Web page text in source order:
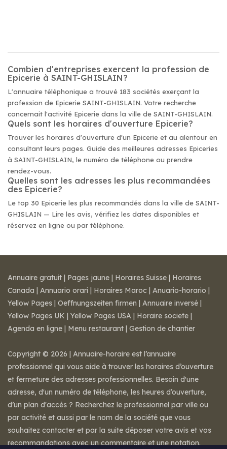
Combien d'entreprises exercent la profession de
Epicerie à SAINT-GHISLAIN?
L'annuaire téléphonique a trouvé 183 sociétés exerçant la
profession de Epicerie SAINT-GHISLAIN. Votre recherche
concernait l'activité Epicerie dans la ville de SAINT-GHISLAIN.
Quels sont les horaires d'ouverture Epicerie?
Trouver les horaires d'ouverture d'un Epicerie et au alentour en
consultant leurs pages. Guide des meilleures adresses Epiceries
à SAINT-GHISLAIN, le numéro de téléphone ou prendre
rendez-vous.
Quelles sont les adresses les plus recommandées
des Epicerie?
Le top 30 Epicerie les plus recommandés dans la ville de SAINT-
GHISLAIN — Lire les avis, vérifiez les dates disponibles et
réservez en ligne ou par téléphone.
Annuaire gratuit | Pages jaune | Horaires Suisse | Horaires
Canada | Annuario orari | Horaires Maroc | Anuario-horario |
Yellow Pages | Oeffnungszeiten firmen | Annuaire inversé |
Yellow Pages UK | Yellow Pages USA | Horaire societe |
Agenda en ligne | Menu restaurant | Gestion de chantier
Copyright © 2026 | Annuaire-horaire est l’annuaire
professionnel qui vous aide à trouver les horaires d’ouverture
et fermeture des adresses professionnelles. Besoin d'une
adresse, d'un numéro de téléphone, les heures d’ouverture,
d’un plan d'accès ? Recherchez le professionnel par ville ou
par activité et aussi par le nom de la société que vous
souhaitez contacter et par la suite déposer votre avis et vos
recommandations avec un commentaire et une notation.